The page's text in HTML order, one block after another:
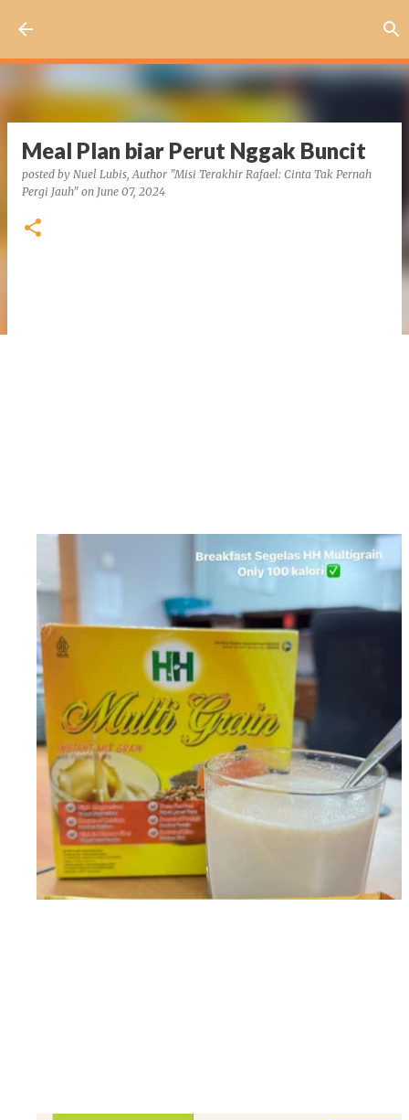
Meal Plan biar Perut Nggak Buncit
posted by Nuel Lubis, Author "Misi Terakhir Rafael: Cinta Tak Pernah
Pergi Jauh" on June 07, 2024